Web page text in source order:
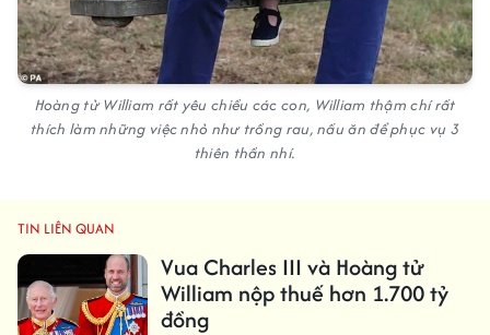
Hoàng tử William rất yêu chiều các con, William thậm chí rất
thích làm những việc nhỏ như trồng rau, nấu ăn để phục vụ 3
thiên thần nhí.
TIN LIÊN QUAN
Vua Charles III và Hoàng tử
William nộp thuế hơn 1.700 tỷ
đồng